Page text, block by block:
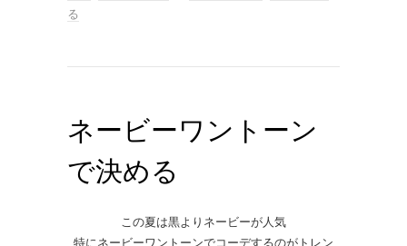
る
ネービーワントーン
で決める
この夏は黒よりネービーが人気
特にネービーワントーンでコーデするのがトレン